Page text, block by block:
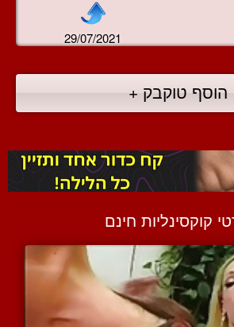
29/07/2021
הוסף טוקבק +
קוקסינליות חינם